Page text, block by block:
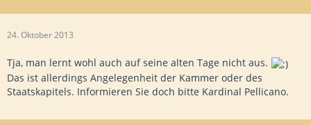
24. Oktober 2013
Tja, man lernt wohl auch auf seine alten Tage nicht aus.
Das ist allerdings Angelegenheit der Kammer oder des
Staatskapitels. Informieren Sie doch bitte Kardinal Pellicano.